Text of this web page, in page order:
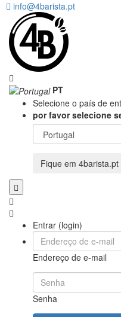
info@4barista.pt
PT
Selecione o país de
por favor selecione
Fique em 4barista.pt
Entrar (login)
Endereço de e-mail
Senha